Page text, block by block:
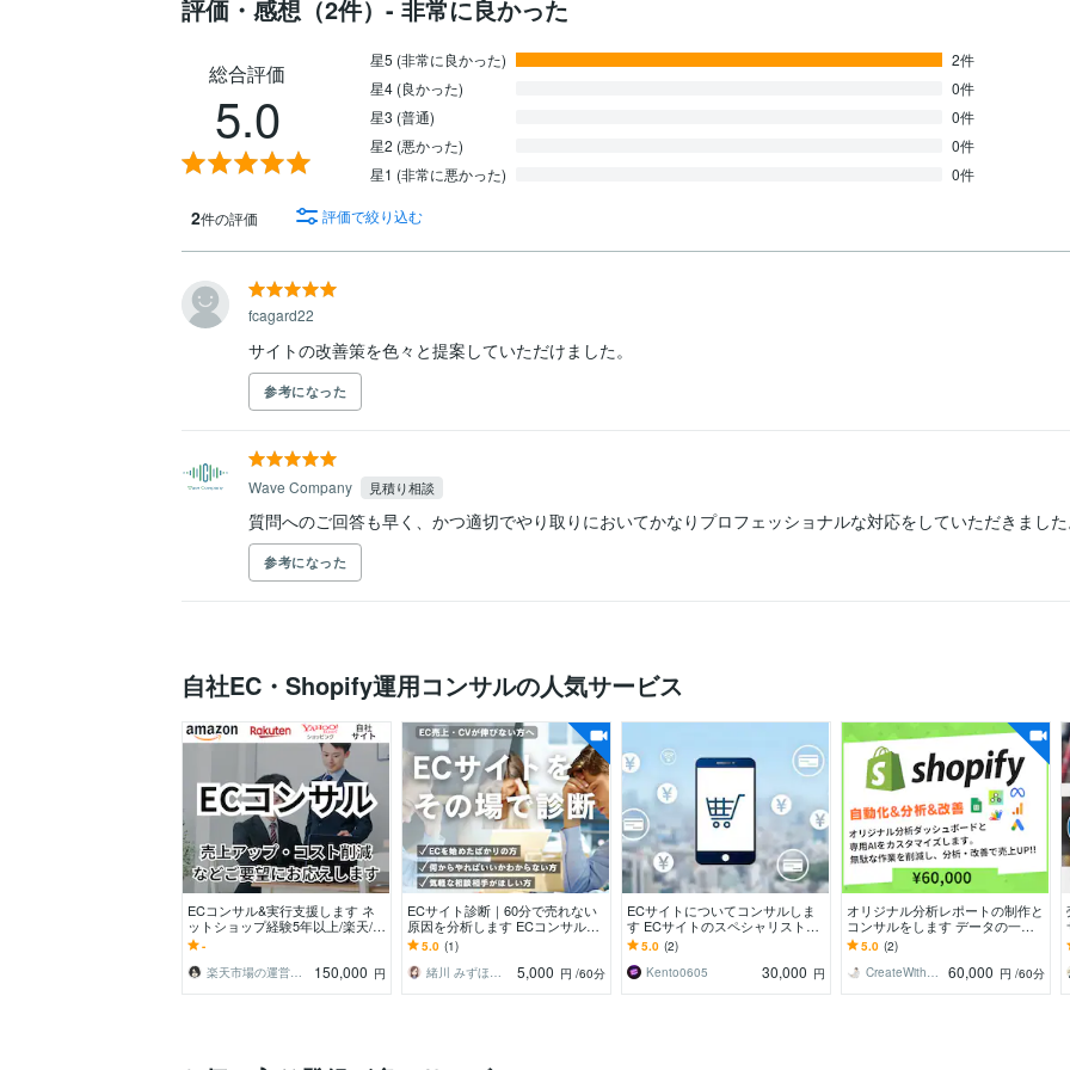
評価・感想（2件）- 非常に良かった
総合評価
5.0
星5 (非常に良かった)
2件
星4 (良かった)
0件
星3 (普通)
0件
星2 (悪かった)
0件
星1 (非常に悪かった)
0件
2件の評価 評価で絞り込む
fcagard22
サイトの改善策を色々と提案していただけました。
参考になった
Wave Company 見積り相談
質問へのご回答も早く、かつ適切でやり取りにおいてかなりプロフェッショナルな対応をしていただきました
参考になった
自社EC・Shopify運用コンサルの人気サービス
ECコンサル&実行支援します ネ
ットショップ経験5年以上/楽天/ヤ
フー/Amazon
-
楽天市場の運営代行なら福島まで
150,000 円
ECサイト診断｜60分で売れない
原因を分析します ECコンサルタ
ントとして、自社ECのご相談に
乗ります
5.0 (1)
緒川 みずほ／Soluna
5,000 円 /60分
ECサイトについてコンサルしま
す ECサイトのスペシャリストが
相談に乗ります。
5.0 (2)
Kento0605
30,000 円
オリジナル分析レポートの制作と
コンサルをします データの一元
管理を工数削減、事業の売上向上
に貢献いたします。
5.0 (2)
CreateWith＠EC・AIコンサル
60,000 円 /60分